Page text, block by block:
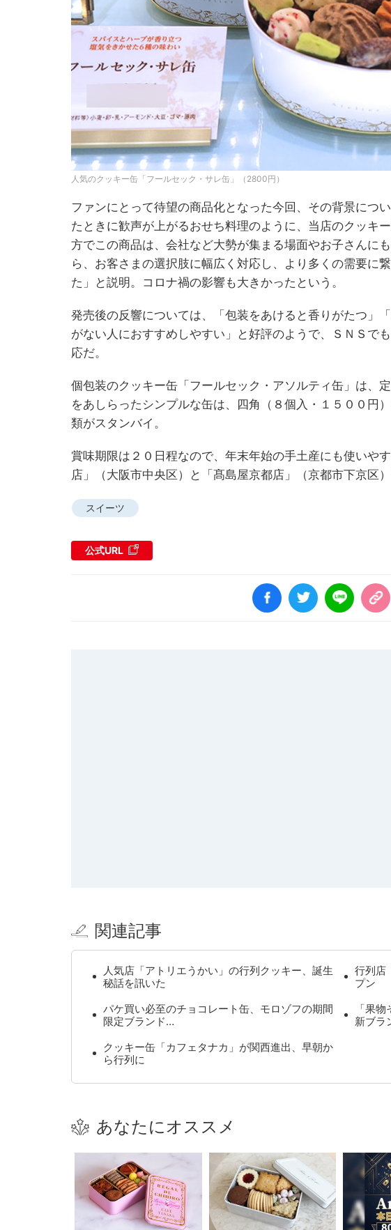
人気のクッキー缶「フールセック・サレ缶」（2800円）
ファンにとって待望の商品化となった今回、その背景につ
たときに歓声が上がるおせち料理のように、当店のクッキ
方でこの商品は、会社など大勢が集まる場面やお子さんに
ら、お客さまの選択肢に幅広く対応し、より多くの需要に
た」と説明。コロナ禍の影響も大きかったという。
発売後の反響については、「包装をあけると香りがたつ」
がない人におすすめしやすい」と好評のようで、ＳＮＳで
応だ。
個包装のクッキー缶「フールセック・アソルティ缶」は、
をあしらったシンプルな缶は、四角（８個入・１５００円
類がスタンバイ。
賞味期限は２０日程なので、年末年始の手土産にも使いや
店」（大阪市中央区）と「髙島屋京都店」（京都市下京区）
スイーツ
公式URL
関連記事
人気店「アトリエうかい」の行列クッキー、誕生
秘話を訊いた
行列店
プン
パケ買い必至のチョコレート缶、モロゾフの期間
限定ブランド…
「果
新ブラ
クッキー缶「カフェタナカ」が関西進出、早朝か
ら行列に
あなたにオススメ